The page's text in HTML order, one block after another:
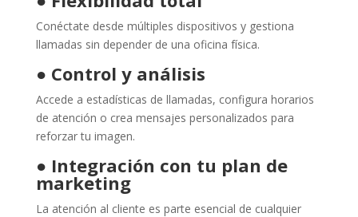
Conéctate desde múltiples dispositivos y gestiona
llamadas sin depender de una oficina física.
● Control y análisis
Accede a estadísticas de llamadas, configura horarios
de atención o crea mensajes personalizados para
reforzar tu imagen.
● Integración con tu plan de
marketing
La atención al cliente es parte esencial de cualquier